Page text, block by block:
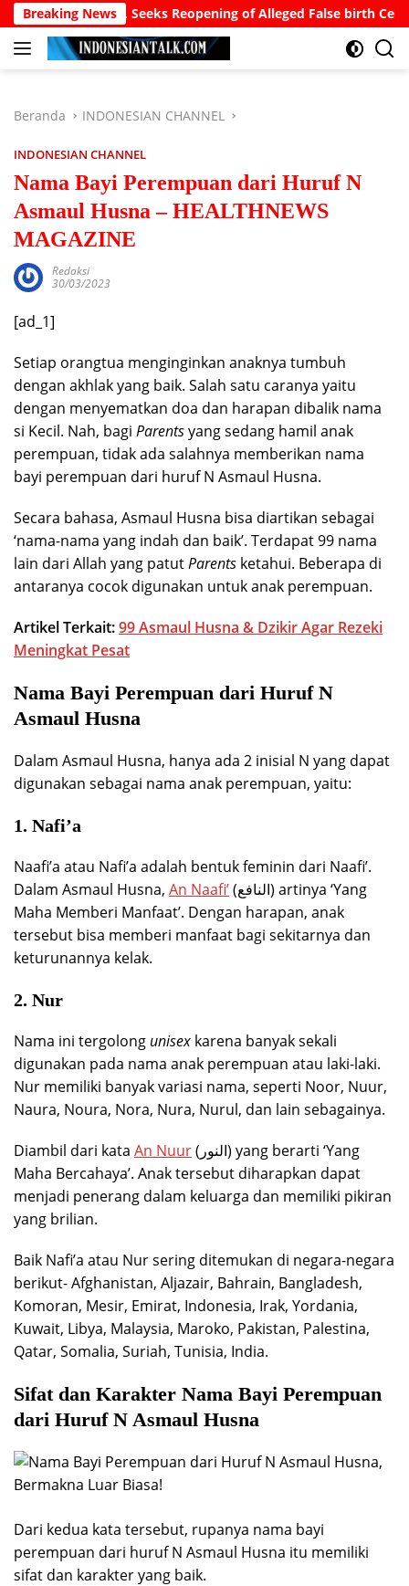
Langsung
ke
konten
Breaking News
Seeks Reopening of Alleged False birth Certificate Case
Beranda INDONESIAN CHANNEL
INDONESIAN CHANNEL
Nama Bayi Perempuan dari Huruf N
Asmaul Husna – HEALTHNEWS
MAGAZINE
Redaksi
30/03/2023
[ad_1]
Setiap orangtua menginginkan anaknya tumbuh
dengan akhlak yang baik. Salah satu caranya yaitu
dengan menyematkan doa dan harapan dibalik nama
si Kecil. Nah, bagi Parentsyang sedang hamil anak
perempuan, tidak ada salahnya memberikan nama
bayi perempuan dari huruf N Asmaul Husna.
Secara bahasa, Asmaul Husna bisa diartikan sebagai
‘nama-nama yang indah dan baik’. Terdapat 99 nama
lain dari Allah yang patutParents ketahui. Beberapa di
antaranya cocok digunakan untuk anak perempuan.
Artikel Terkait:99 Asmaul Husna & Dzikir Agar Rezeki
Meningkat Pesat
Nama Bayi Perempuan dari Huruf N
Asmaul Husna
Dalam Asmaul Husna, hanya ada 2 inisial N yang dapat
digunakan sebagai nama anak perempuan, yaitu:
1. Nafi’a
Naafi’a atau Nafi’a adalah bentuk feminin dari Naafi’.
Dalam Asmaul Husna, An Naafi’(النافع) artinya ‘Yang
Maha Memberi Manfaat’. Dengan harapan, anak
tersebut bisa memberi manfaat bagi sekitarnya dan
keturunannya kelak.
2. Nur
Nama ini tergolong unisex karena banyak sekali
digunakan pada nama anak perempuan atau laki-laki.
Nur memiliki banyak variasi nama, seperti Noor, Nuur,
Naura, Noura, Nora, Nura, Nurul, dan lain sebagainya.
Diambil dari kata An Nuur(النور) yang berarti ‘Yang
Maha Bercahaya’. Anak tersebut diharapkan dapat
menjadi penerang dalam keluarga dan memiliki pikiran
yang brilian.
Baik Nafi’a atau Nur sering ditemukan di negara-negara
berikut- Afghanistan, Aljazair, Bahrain, Bangladesh,
Komoran, Mesir, Emirat, Indonesia, Irak, Yordania,
Kuwait, Libya, Malaysia, Maroko, Pakistan, Palestina,
Qatar, Somalia, Suriah, Tunisia, India.
Sifat dan Karakter Nama Bayi Perempuan
dari Huruf N Asmaul Husna
Dari kedua kata tersebut, rupanya nama bayi
perempuan dari huruf N Asmaul Husna itu memiliki
sifat dan karakter yang baik.